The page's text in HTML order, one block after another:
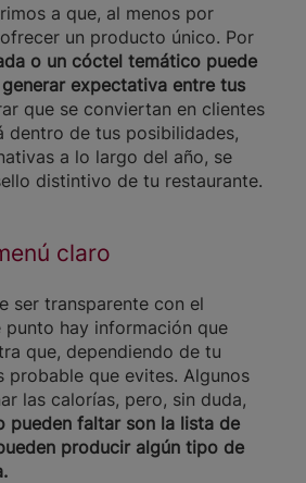
a que, al menos por
un producto único. Por
o un cóctel temático puede
expectativa entre tus
que se conviertan en clientes
dentro de tus posibilidades,
a lo largo del año, se
distintivo de tu restaurante.
claro
ser transparente con el
punto hay información que
que, dependiendo de tu
probable que evites. Algunos
las calorías, pero, sin duda,
pueden faltar son la lista de
producir algún tipo de